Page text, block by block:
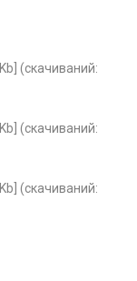
(cкачиваний:
(cкачиваний:
(cкачиваний: